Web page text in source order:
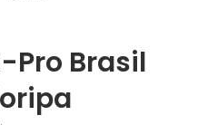
Pro Brasil